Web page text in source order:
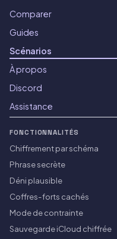
Comparer
Guides
Scénarios
À propos
Discord
Assistance
FONCTIONNALITÉS
Chiffrement par schéma
Phrase secrète
Déni plausible
Coffres-forts cachés
Mode de contrainte
Sauvegarde iCloud chiffrée